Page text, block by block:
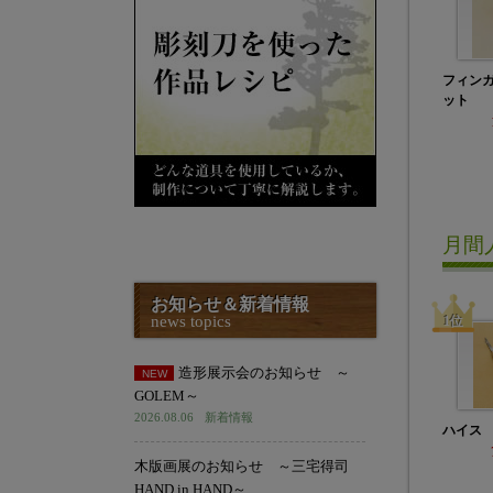
フィン
ット
月間
ハイス
お知らせ＆新着情報
news topics